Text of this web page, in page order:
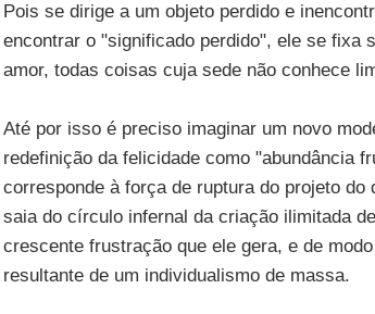
Pois se dirige a um objeto perdido e
encontrar o "significado perdido", ele se fixa
amor, todas coisas cuja sede não conhece
Até por isso é preciso imaginar um novo
redefinição da felicidade como "abundância
corresponde à força de ruptura do projeto
saia do círculo infernal da criação ilimitada
crescente frustração que ele gera, e de
resultante de um individualismo de massa.